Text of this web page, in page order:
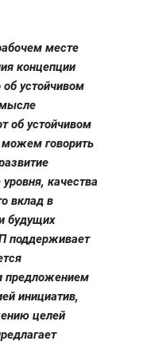
месте
концепции
об устойчивом
об устойчивом
говорить
качества
вклад в
будущих
поддерживает
предложением
инициатив,
целей